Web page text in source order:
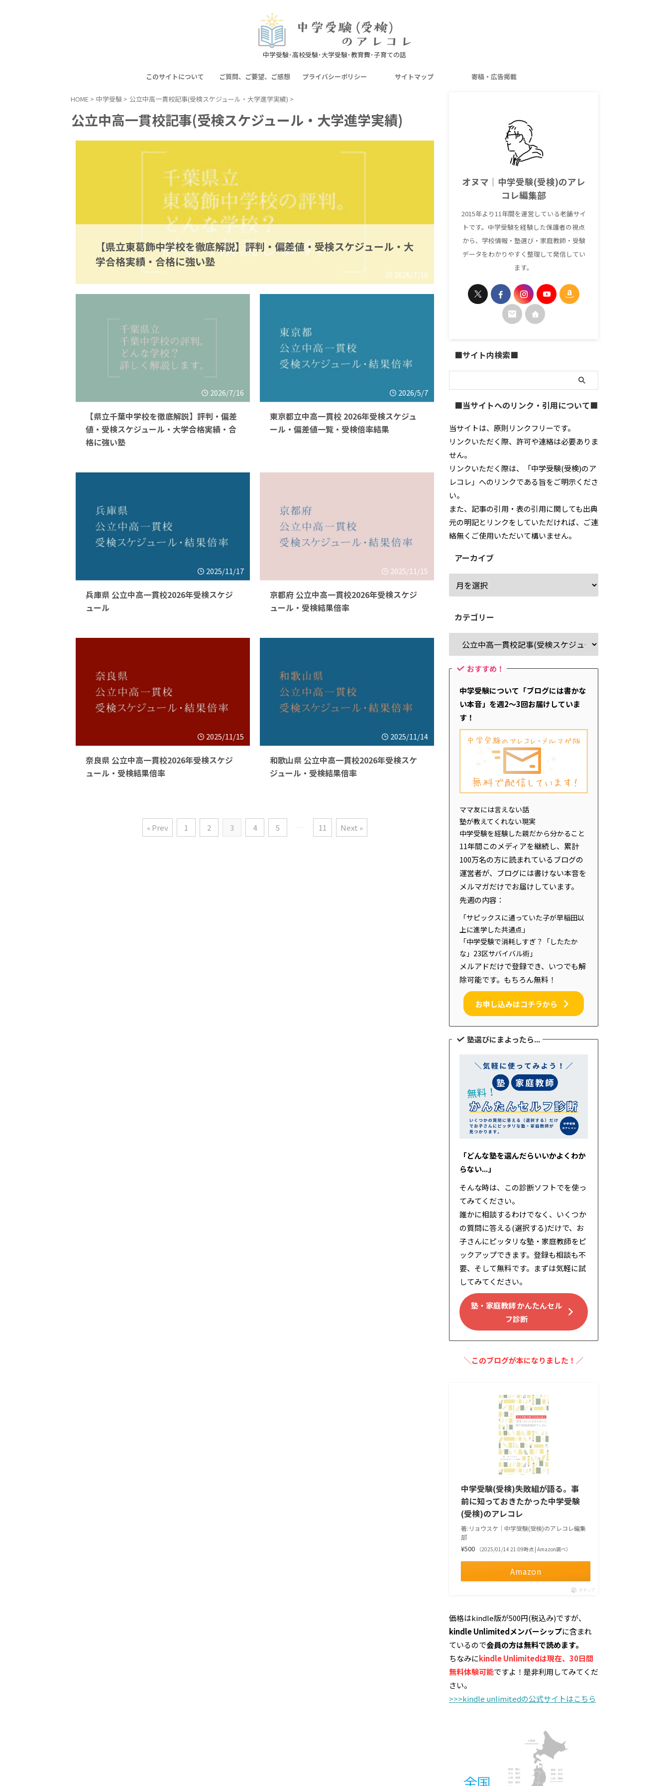
中学受験･高校受験･大学受験･教育費･子育ての話
このサイトについて ご質問、ご要望、ご感想 プライバシーポリシー サイトマップ 寄稿・広告掲載
HOME > 中学受験 > 公立中高一貫校記事(受検スケジュール・大学進学実績) >
公立中高一貫校記事(受検スケジュール・大学進学実績)
2026/7/16
【県立東葛飾中学校を徹底解説】評判・偏差値・受検スケジュール・大
学合格実績・合格に強い塾
2026/7/16
【県立千葉中学校を徹底解説】評判・偏差
値・受検スケジュール・大学合格実績・合
格に強い塾
2026/5/7
東京都立中高一貫校 2026年受検スケジュ
ール・偏差値一覧・受検倍率結果
2025/11/17
兵庫県 公立中高一貫校2026年受検スケジ
ュール
2025/11/15
京都府 公立中高一貫校2026年受検スケジ
ュール・受検結果倍率
2025/11/15
奈良県 公立中高一貫校2026年受検スケジ
ュール・受検結果倍率
2025/11/14
和歌山県 公立中高一貫校2026年受検スケ
ジュール・受検結果倍率
« Prev 1 2 3 4 5 … 11 Next »
オヌマ｜中学受験(受検)のアレ
コレ編集部
2015年より11年間を運営している老舗サイ
トです。中学受験を経験した保護者の視点
から、学校情報・塾選び・家庭教師・受験
データをわかりやすく整理して発信してい
ます。
■サイト内検索■
■当サイトへのリンク・引用について■
当サイトは、原則リンクフリーです。
リンクいただく際、許可や連絡は必要ありま
せん。
リンクいただく際は、「中学受験(受検)のア
レコレ」へのリンクである旨をご明示くださ
い。
また、記事の引用・表の引用に関しても出典
元の明記とリンクをしていただければ、ご連
絡無くご使用いただいて構いません。
アーカイブ
カテゴリー
おすすめ！
中学受験について「ブログには書かな
い本音」を週2～3回お届けしていま
す！
ママ友には言えない話
塾が教えてくれない現実
中学受験を経験した親だから分かること
11年間このメディアを継続し、累計
100万名の方に読まれているブログの
運営者が、ブログには書けない本音を
メルマガだけでお届けしています。
先週の内容：
「サピックスに通っていた子が早稲田以
上に進学した共通点」
「中学受験で消耗しすぎ？「したたか
な」23区サバイバル術」
メルアドだけで登録でき、いつでも解
除可能です。もちろん無料！
お申し込みはコチラから
塾選びにまよったら...
「どんな塾を選んだらいいかよくわか
らない...」
そんな時は、この診断ソフトでを使っ
てみてください。
誰かに相談するわけでなく、いくつか
の質問に答える(選択する)だけで、お
子さんにピッタリな塾・家庭教師をピ
ックアップできます。登録も相談も不
要、そして無料です。まずは気軽に試
してみてください。
塾・家庭教師 かんたんセル
フ診断
╲このブログが本になりました！／
中学受験(受検)失敗組が語る。事
前に知っておきたかった中学受験
(受検)のアレコレ
著:リョウスケ｜中学受験(受検)のアレコレ編集
部
¥500 （2025/01/14 21:09時点 | Amazon調べ）
Amazon
ポチップ
価格はkindle版が500円(税込み)ですが、
kindle Unlimitedメンバーシップに含まれ
ているので会員の方は無料で読めます。
ちなみにkindle Unlimitedは現在、30日間
無料体験可能ですよ！是非利用してみてくだ
さい。
>>>kindle unlimitedの公式サイトはこちら